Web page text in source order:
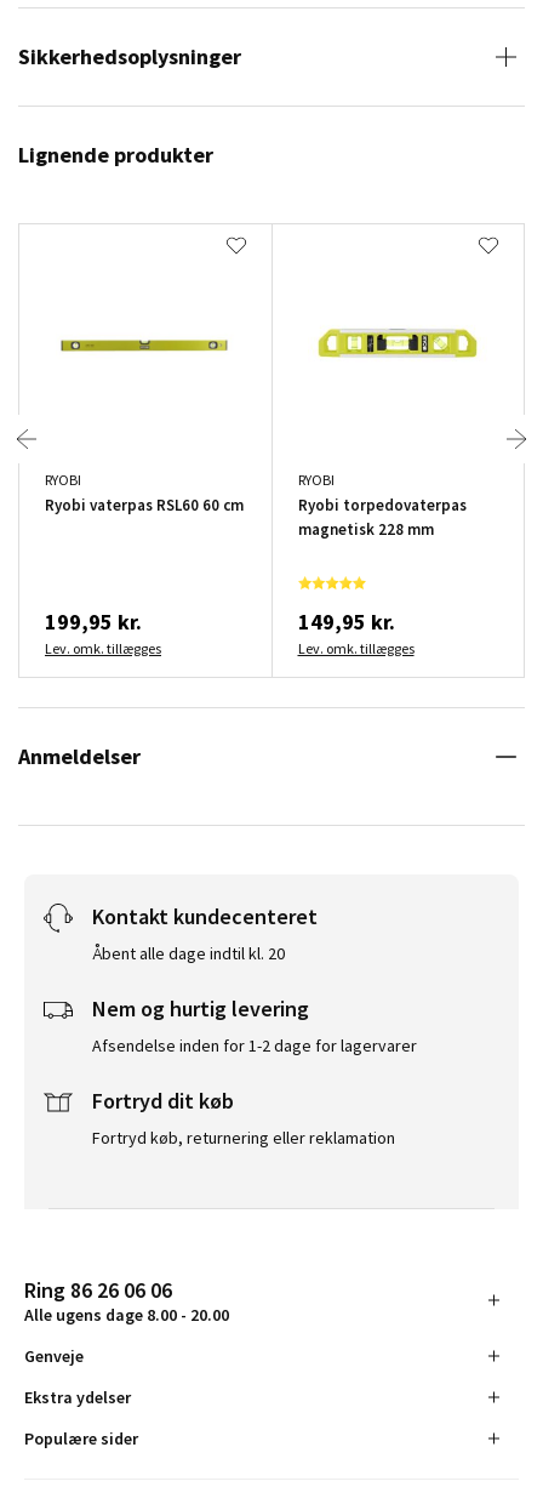
Sikkerhedsoplysninger
Lignende produkter
RYOBI
Ryobi vaterpas RSL60 60 cm
199,95 kr.
Lev. omk. tillægges
RYOBI
Ryobi torpedovaterpas
magnetisk 228 mm
149,95 kr.
Lev. omk. tillægges
Anmeldelser
Kontakt kundecenteret
Åbent alle dage indtil kl. 20
Nem og hurtig levering
Afsendelse inden for 1-2 dage for lagervarer
Fortryd dit køb
Fortryd køb, returnering eller reklamation
Ring 86 26 06 06
Alle ugens dage 8.00 - 20.00
Genveje
Ekstra ydelser
Populære sider